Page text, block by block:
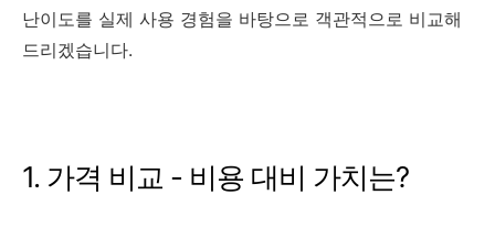
난이도를 실제 사용 경험을 바탕으로 객관적으로 비교해
드리겠습니다.
1. 가격 비교 - 비용 대비 가치는?